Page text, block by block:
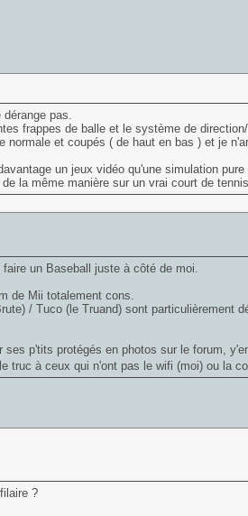
pas.
frappes de balle et le système de
normale et coupés ( de haut en bas ) et je
un jeux vidéo qu'une simulation
la même manière sur un vrai court de
un Baseball juste à côté de moi.
de Mii totalement cons.
/ Tuco (le Truand) sont particulièrement
ses p'tits protégés en photos sur le forum,
truc à ceux qui n'ont pas le wifi (moi) ou la
?